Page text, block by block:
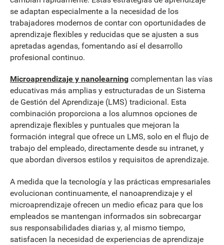
se adaptan especialmente a la necesidad de los
trabajadores modernos de contar con oportunidades de
aprendizaje flexibles y reducidas que se ajusten a sus
apretadas agendas, fomentando así el desarrollo
profesional continuo.
Microaprendizaje y nanolearning complementan las vías
educativas más amplias y estructuradas de un Sistema
de Gestión del Aprendizaje (LMS) tradicional. Esta
combinación proporciona a los alumnos opciones de
aprendizaje flexibles y puntuales que mejoran la
formación integral que ofrece un LMS, solo en el flujo de
trabajo del empleado, directamente desde su intranet, y
que abordan diversos estilos y requisitos de aprendizaje.
A medida que la tecnología y las prácticas empresariales
evolucionan continuamente, el nanoaprendizaje y el
microaprendizaje ofrecen un medio eficaz para que los
empleados se mantengan informados sin sobrecargar
sus responsabilidades diarias y, al mismo tiempo,
satisfacen la necesidad de experiencias de aprendizaje